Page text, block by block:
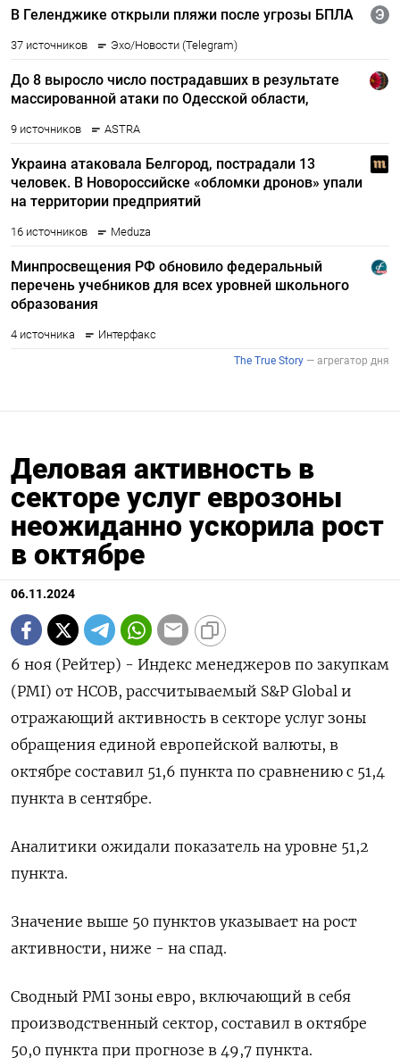
Деловая активность в
секторе услуг еврозоны
неожиданно ускорила рост
в октябре
06.11.2024
6 ноя (Рейтер) - Индекс менеджеров по закупкам
(PMI) от HCOB, рассчитываемый S&P Global и
отражающий активность в секторе услуг зоны
обращения единой европейской валюты, в
октябре составил 51,6 пункта по сравнению с 51,4
пункта в сентябре.
Аналитики ожидали показатель на уровне 51,2
пункта.
Значение выше 50 пунктов указывает на рост
активности, ниже - на спад.
Сводный PMI зоны евро, включающий в себя
производственный сектор, составил в октябре
50,0 пункта при прогнозе в 49,7 пункта.